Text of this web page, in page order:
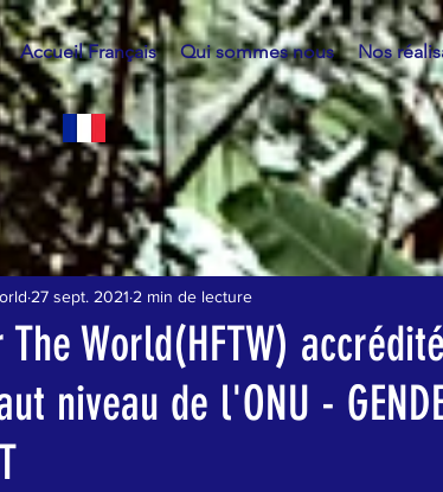
Accueil Français Qui sommes nous Nos
The World(HFTW)
niveau de l'ONU -
27 sept. 2021 2 min de lecture